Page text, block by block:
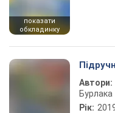
показати
обкладинку
Автори:
Бурлака
Рік: